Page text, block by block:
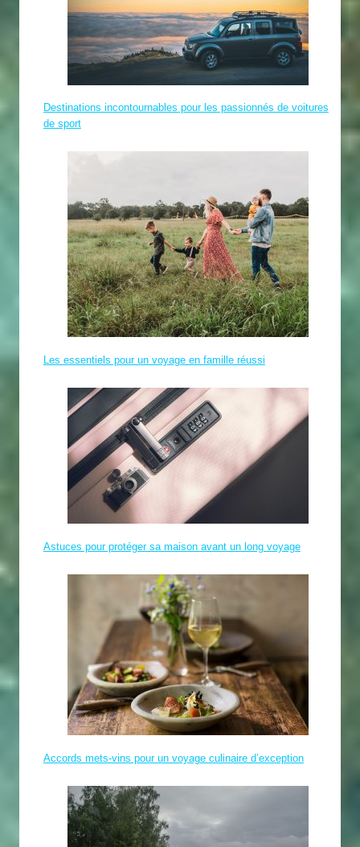
Destinations incontournables pour les passionnés de voitures
de sport
Les essentiels pour un voyage en famille réussi
Astuces pour protéger sa maison avant un long voyage
Accords mets-vins pour un voyage culinaire d’exception